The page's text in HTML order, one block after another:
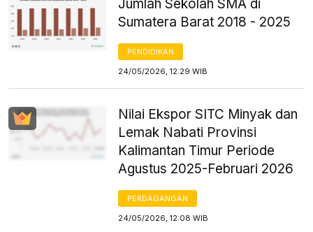
Jumlah Sekolah SMA di
Sumatera Barat 2018 - 2025
PENDIDIKAN
24/05/2026, 12:29 WIB
Nilai Ekspor SITC Minyak dan
Lemak Nabati Provinsi
Kalimantan Timur Periode
Agustus 2025-Februari 2026
PERDAGANGAN
24/05/2026, 12:08 WIB